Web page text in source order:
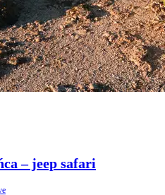
– jeep safari